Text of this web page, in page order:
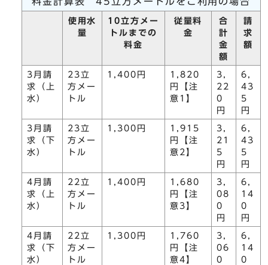
使用水
量
10立方メー
トルまでの
料金
従量料
金
合
計
金
額
請
求
額
3月請
求（上
水）
23立
方メー
トル
1,400円
1,820
円【注
意1】
3,
22
0
円
6,
43
5
円
3月請
求（下
水）
23立
方メー
トル
1,300円
1,915
円【注
意2】
3,
21
5
円
6,
43
5
円
4月請
求（上
水）
22立
方メー
トル
1,400円
1,680
円【注
意3】
3,
08
0
円
6,
14
0
円
4月請
求（下
水）
22立
方メー
トル
1,300円
1,760
円【注
意4】
3,
06
0
6,
14
0